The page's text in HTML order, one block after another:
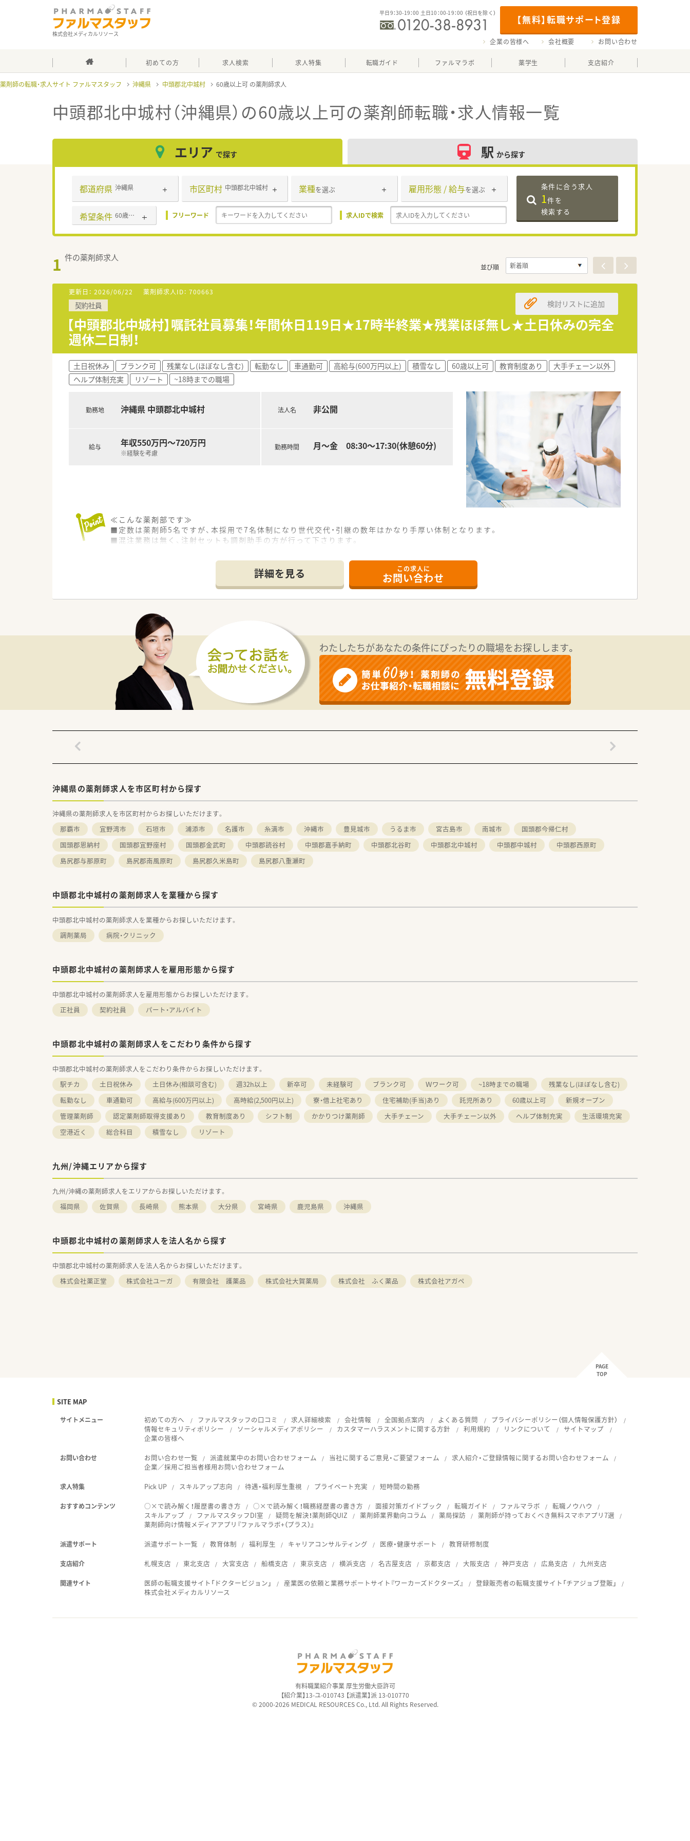
株式会社メディカルリソース
【無料】転職サポート登録
平日9：30-19：00 土日10：00-19：00 （祝日を除く）
企業の皆様へ 会社概要 お問い合わせ
初めての方 求人検索 求人特集 転職ガイド ファルマラボ 薬学生 支店紹介
薬剤師の転職・求人サイト ファルマスタッフ 沖縄県 中頭郡北中城村 60歳以上可
中頭郡北中城村（沖縄県）の60歳以上可の薬剤師転職・求人情報一覧
エリア で探す 駅 から探す
都道府県 沖縄県 市区町村 中頭郡北中城村 業種を選ぶ 雇用形態 / 給与を選ぶ
希望条件 60歳以上可 フリーワード 求人IDで検索
条件に合う求人
1件を
検索する
1 件の薬剤師求人
並び順
更新日： 2026/06/22 薬剤師求人ID： 700663
契約社員
【中頭郡北中城村】嘱託社員募集！年間休日119日★17時半終業★残業ほぼ無し★土日休みの完全
週休二日制！
検討リストに追加
土日祝休み ブランク可 残業なし(ほぼなし含む) 転勤なし 車通勤可 高給与(600万円以上) 積雪なし 60歳以上可 教育制度あり
大手チェーン以外
ヘルプ体制充実
リゾート ~18時までの職場
勤務地 沖縄県 中頭郡北中城村
給与 年収550万円～720万円
※経験を考慮
法人名 非公開
勤務時間 月～金 08:30～17:30(休憩60分)
≪こんな薬剤部です≫
■定数は薬剤師5名ですが、本採用で7名体制になり世代交代・引継の数年はかなり手厚い体制となります。
■混注業務は無く、注射セットも調剤助手の方が行って下さります。
詳細を見る この求人に
お問い合わせ
わたしたちがあなたの条件にぴったりの職場をお探しします。
沖縄県の薬剤師求人を市区町村から探す
沖縄県の薬剤師求人を市区町村からお探しいただけます。
那覇市
宜野湾市 石垣市 浦添市 名護市 糸満市 沖縄市 豊見城市 うるま市 宮古島市 南城市
国頭郡今帰仁村
国頭郡恩納村
国頭郡宜野座村 国頭郡金武町 中頭郡読谷村 中頭郡嘉手納町 中頭郡北谷町 中頭郡北中城村 中頭郡中城村
中頭郡西原町
島尻郡与那原町
島尻郡南風原町 島尻郡久米島町 島尻郡八重瀬町
中頭郡北中城村の薬剤師求人を業種から探す
中頭郡北中城村の薬剤師求人を業種からお探しいただけます。
調剤薬局
病院・クリニック
中頭郡北中城村の薬剤師求人を雇用形態から探す
中頭郡北中城村の薬剤師求人を雇用形態からお探しいただけます。
正社員
契約社員 パート・アルバイト
中頭郡北中城村の薬剤師求人をこだわり条件から探す
中頭郡北中城村の薬剤師求人をこだわり条件からお探しいただけます。
駅チカ
土日祝休み 土日休み(相談可含む) 週32h以上 新卒可 未経験可 ブランク可 Ｗワーク可 ~18時までの職場
残業なし(ほぼなし含む)
転勤なし
車通勤可 高給与(600万円以上) 高時給(2,500円以上) 寮・借上社宅あり 住宅補助(手当)あり 託児所あり 60歳以上可
新規オープン
管理薬剤師
認定薬剤師取得支援あり 教育制度あり シフト制 かかりつけ薬剤師 大手チェーン 大手チェーン以外 ヘルプ体制充実
生活環境充実
空港近く
総合科目 積雪なし リゾート
九州/沖縄エリアから探す
九州/沖縄の薬剤師求人をエリアからお探しいただけます。
福岡県
佐賀県 長崎県 熊本県 大分県 宮崎県 鹿児島県 沖縄県
中頭郡北中城村の薬剤師求人を法人名から探す
中頭郡北中城村の薬剤師求人を法人名からお探しいただけます。
株式会社薬正堂
株式会社ユーガ 有限会社 護薬品 株式会社大賀薬局 株式会社 ふく薬品 株式会社アガペ
PAGE
TOP
SITE MAP
サイトメニュー 初めての方へ ファルマスタッフの口コミ 求人詳細検索 会社情報 全国拠点案内 よくある質問
プライバシーポリシー（個人情報保護方針）
情報セキュリティポリシー
ソーシャルメディアポリシー カスタマーハラスメントに関する方針 利用規約 リンクについて
サイトマップ
企業の皆様へ
お問い合わせ お問い合わせ一覧 派遣就業中のお問い合わせフォーム 当社に関するご意見・ご要望フォーム
求人紹介・ご登録情報に関するお問い合わせフォーム
企業／採用ご担当者様用お問い合わせフォーム
求人特集 Pick UP スキルアップ志向 待遇・福利厚生重視 プライベート充実 短時間の勤務
おすすめコンテンツ ○×で読み解く！履歴書の書き方 ○×で読み解く！職務経歴書の書き方 面接対策ガイドブック 転職ガイド ファルマラボ
転職ノウハウ
スキルアップ
ファルマスタッフDI室 疑問を解決！薬剤師QUIZ 薬剤師業界動向コラム 薬局探訪
薬剤師が持っておくべき無料スマホアプリ7選
薬剤師向け情報メディアアプリ『ファルマラボ+（プラス）』
派遣サポート 派遣サポート一覧 教育体制 福利厚生 キャリアコンサルティング 医療・健康サポート 教育研修制度
支店紹介 札幌支店 東北支店 大宮支店 船橋支店 東京支店 横浜支店 名古屋支店 京都支店 大阪支店 神戸支店 広島支店 九州支店
関連サイト 医師の転職支援サイト「ドクタービジョン」 産業医の依頼と業務サポートサイト『ワーカーズドクターズ』
登録販売者の転職支援サイト「チアジョブ登販」
株式会社メディカルリソース
有料職業紹介事業 厚生労働大臣許可
【紹介業】13-ユ-010743 【派遣業】派 13-010770
© 2000-2026 MEDICAL RESOURCES Co., Ltd. All Rights Reserved.